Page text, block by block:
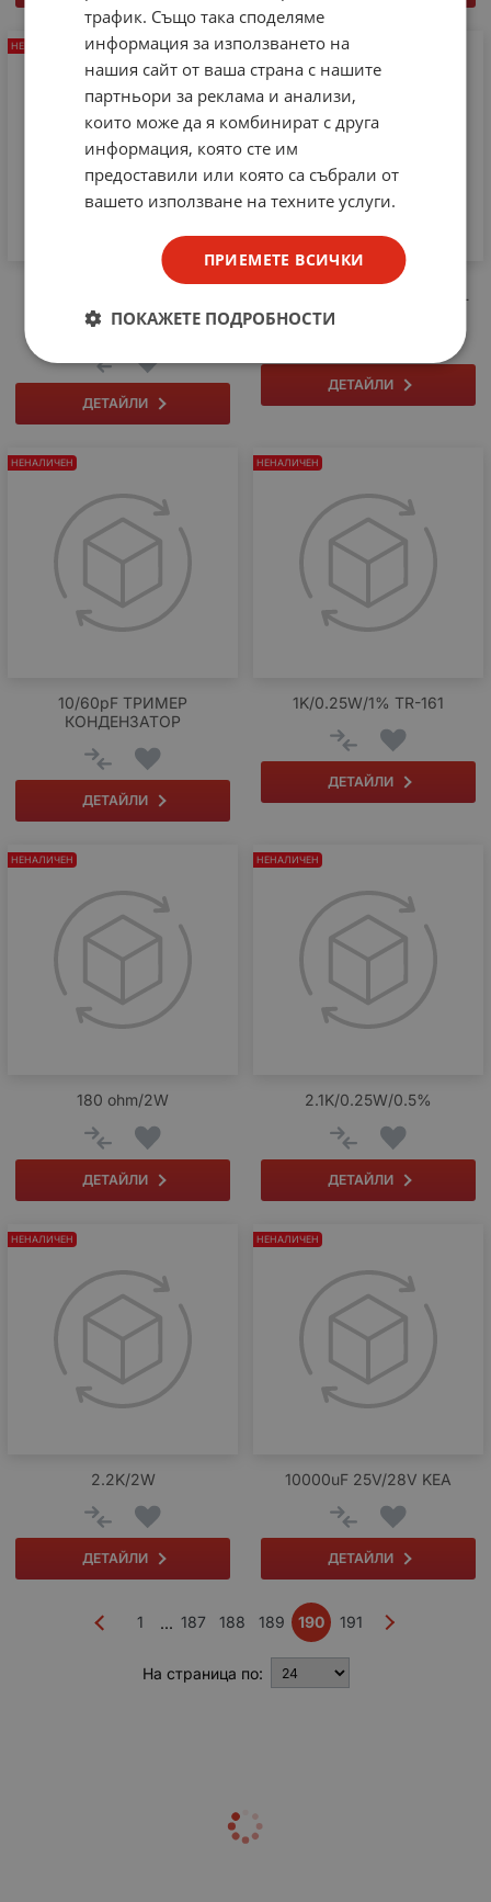
ПЛЪЗГАЧ КЪС
ДЕТАЙЛИ
НЕНАЛИЧЕН
КОПЧЕ ЗА
ПОТЕНЦ.ПЛЪЗГАЧ ДЪЛЪГ
ДЕТАЙЛИ
НЕНАЛИЧЕН
10/60pF ТРИМЕР
КОНДЕНЗАТОР
ДЕТАЙЛИ
НЕНАЛИЧЕН
1K/0.25W/1% TR-161
ДЕТАЙЛИ
НЕНАЛИЧЕН
180 ohm/2W
ДЕТАЙЛИ
НЕНАЛИЧЕН
2.1K/0.25W/0.5%
ДЕТАЙЛИ
НЕНАЛИЧЕН
2.2K/2W
ДЕТАЙЛИ
НЕНАЛИЧЕН
10000uF 25V/28V KEA
ДЕТАЙЛИ
НЕНАЛИЧЕН
1 ... 187 188 189 190 191
На страница по:
трафик. Също така споделяме
информация за използването на
нашия сайт от ваша страна с нашите
партньори за реклама и анализи,
които може да я комбинират с друга
информация, която сте им
предоставили или която са събрали от
вашето използване на техните услуги.
ПРИЕМЕТЕ ВСИЧКИ
ПОКАЖЕТЕ ПОДРОБНОСТИ